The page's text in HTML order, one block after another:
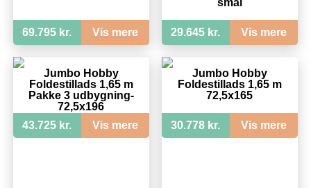
69.795 kr. Vis mere
smal
29.645 kr. Vis mere
Jumbo Hobby
Foldestillads 1,65 m
Pakke 3 udbygning-
72,5x196
43.725 kr.
Vis mere
Jumbo Hobby
Foldestillads 1,65 m
72,5x165
30.778 kr. Vis mere